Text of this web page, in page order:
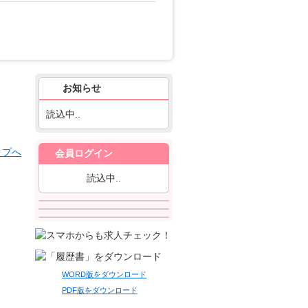
お知らせ
読込中..
会員ログイン
読込中..
WORD版をダウンロード
PDF版をダウンロード